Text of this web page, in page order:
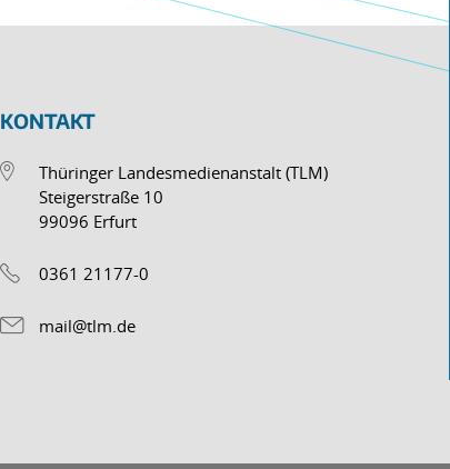
KONTAKT
Thüringer Landesmedienanstalt (TLM)
Steigerstraße 10
99096 Erfurt
0361 21177-0
mail@tlm.de